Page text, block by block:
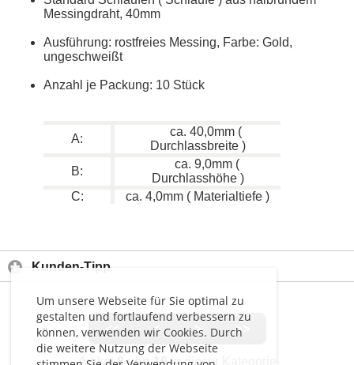
Um unsere Webseite für Sie optimal zu
gestalten und fortlaufend verbessern zu
können, verwenden wir Cookies. Durch
die weitere Nutzung der Webseite
Messingdraht, 40mm
Ausführung: rostfreies Messing, Farbe: Gold,
ungeschweißt
Anzahl je Packung: 10 Stück
A:
ca. 40,0mm (
Durchlassbreite )
B:
ca. 9,0mm (
Durchlasshöhe )
C:
ca. 4,0mm ( Materialtiefe )
Kunden-Tipp
<< < > >>
Artikel8 von 16in dieser Kategorie